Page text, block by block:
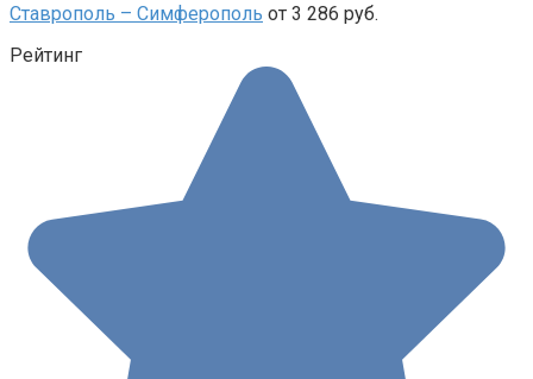
Ставрополь – Симферополь от 3 286 руб.
Рейтинг